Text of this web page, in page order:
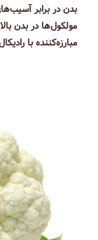
بدن در برابر
مبارزه‌کننده با